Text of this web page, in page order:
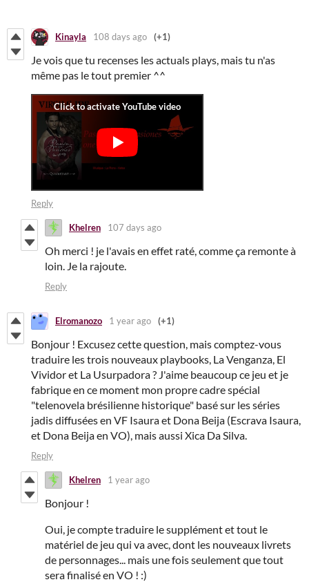
Kinayla 108 days ago (+1)
Je vois que tu recenses les actuals plays, mais tu n'as
même pas le tout premier ^^
Reply
Khelren 107 days ago
Oh merci ! je l'avais en effet raté, comme ça remonte à
loin. Je la rajoute.
Reply
Elromanozo 1 year ago (+1)
Bonjour ! Excusez cette question, mais comptez-vous
traduire les trois nouveaux playbooks, La Venganza, El
Vividor et La Usurpadora ? J'aime beaucoup ce jeu et je
fabrique en ce moment mon propre cadre spécial
"telenovela brésilienne historique" basé sur les séries
jadis diffusées en VF Isaura et Dona Beija (Escrava Isaura,
et Dona Beija en VO), mais aussi Xica Da Silva.
Reply
Khelren 1 year ago
Bonjour !
Oui, je compte traduire le supplément et tout le
matériel de jeu qui va avec, dont les nouveaux livrets
de personnages... mais une fois seulement que tout
sera finalisé en VO ! :)